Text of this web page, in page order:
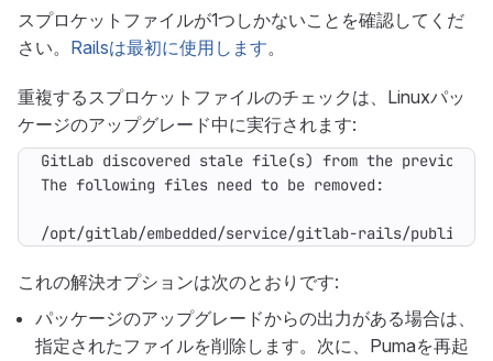
スプロケットファイルが1つしかないことを確認してくだ
さい。 Railsは最初に使用します。
重複するスプロケットファイルのチェックは、Linuxパッ
ケージのアップグレード中に実行されます:
/opt/gitlab/embedded/service/gitlab-rails/public/
これの解決オプションは次のとおりです:
パッケージのアップグレードからの出力がある場合は、
指定されたファイルを削除します。次に、Pumaを再起